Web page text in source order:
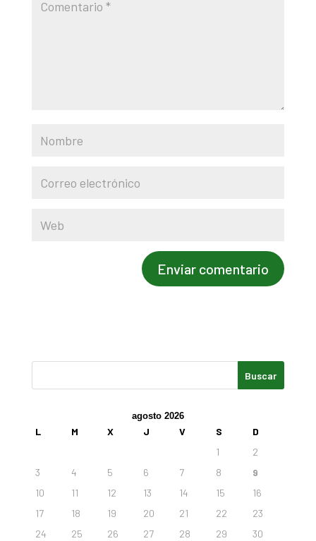
agosto 2026
L M X J V S
D
1
2
3
4 5 6 7 8
9
10
11 12 13 14 15
16
17
18 19 20 21 22
23
24
25 26 27 28 29
30